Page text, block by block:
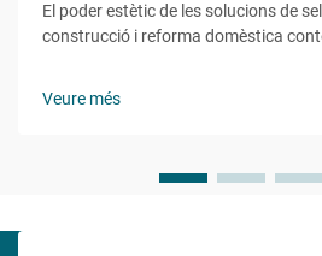
El poder estètic de les solucions de
construcció i reforma domèstica
Veure més